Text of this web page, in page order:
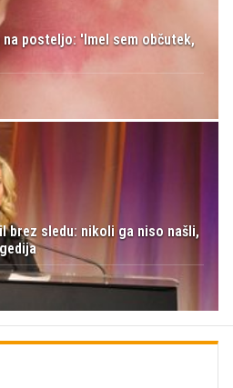
posteljo: 'Imel sem občutek,
brez sledu: nikoli ga niso našli,